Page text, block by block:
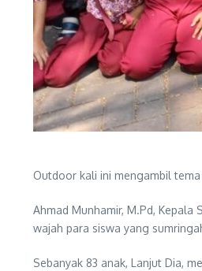
Outdoor kali ini mengambil
Ahmad Munhamir, M.Pd,
wajah para siswa yang
Sebanyak 83 anak, Lanjut Dia,